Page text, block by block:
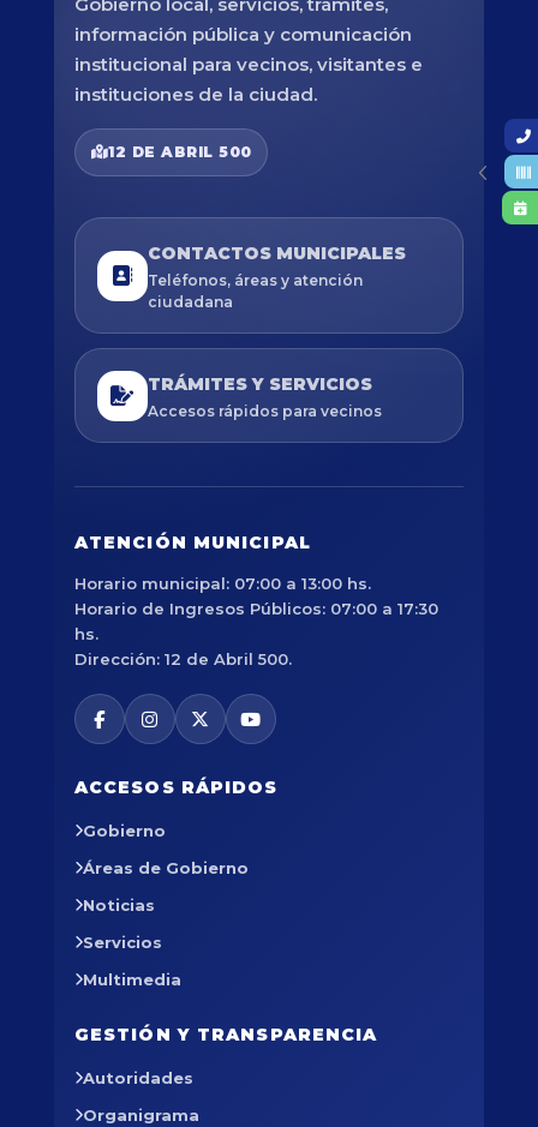
información pública y comunicación
institucional para vecinos, visitantes e
instituciones de la ciudad.
12 DE ABRIL 500
CONTACTOS MUNICIPALES
Teléfonos, áreas y atención
ciudadana
TRÁMITES Y SERVICIOS
Accesos rápidos para vecinos
ATENCIÓN MUNICIPAL
Horario municipal: 07:00 a 13:00 hs.
Horario de Ingresos Públicos: 07:00 a 17:30
hs.
Dirección: 12 de Abril 500.
ACCESOS RÁPIDOS
Gobierno
Áreas de Gobierno
Noticias
Servicios
Multimedia
GESTIÓN Y TRANSPARENCIA
Autoridades
Organigrama